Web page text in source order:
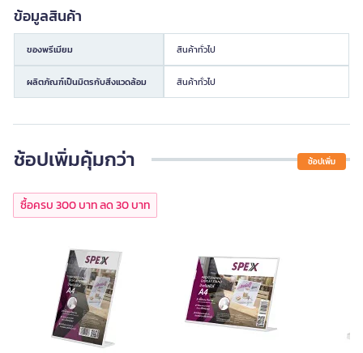
ข้อมูลสินค้า
ของพรีเมียม สินค้าทั่วไป
ผลิตภัณฑ์เป็นมิตรกับสิ่งแวดล้อม สินค้าทั่วไป
ช้อปเพิ่มคุ้มกว่า ช้อปเพิ่ม
ซื้อครบ 300 บาท ลด 30 บาท